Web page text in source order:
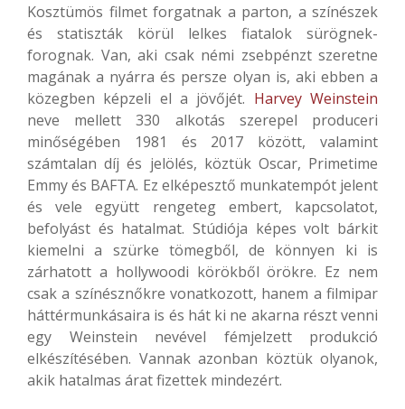
Kosztümös filmet forgatnak a parton, a színészek
és statiszták körül lelkes fiatalok sürögnek-
forognak. Van, aki csak némi zsebpénzt szeretne
magának a nyárra és persze olyan is, aki ebben a
közegben képzeli el a jövőjét. Harvey Weinstein
neve mellett 330 alkotás szerepel produceri
minőségében 1981 és 2017 között, valamint
számtalan díj és jelölés, köztük Oscar, Primetime
Emmy és BAFTA. Ez elképesztő munkatempót jelent
és vele együtt rengeteg embert, kapcsolatot,
befolyást és hatalmat. Stúdiója képes volt bárkit
kiemelni a szürke tömegből, de könnyen ki is
zárhatott a hollywoodi körökből örökre. Ez nem
csak a színésznőkre vonatkozott, hanem a filmipar
háttérmunkásaira is és hát ki ne akarna részt venni
egy Weinstein nevével fémjelzett produkció
elkészítésében. Vannak azonban köztük olyanok,
akik hatalmas árat fizettek mindezért.